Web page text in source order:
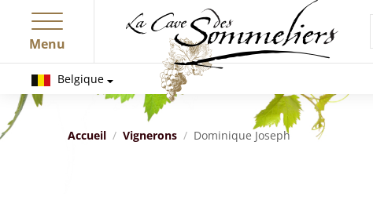
Menu
Belgique
Accueil Vignerons Dominique Joseph